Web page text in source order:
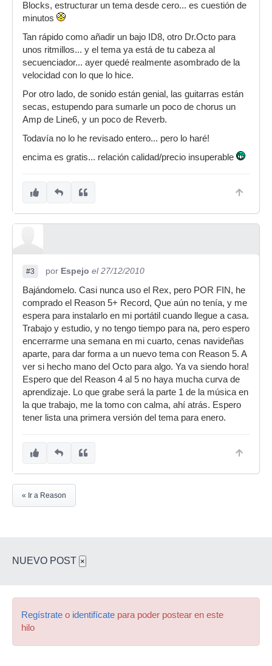
Blocks, estructurar un tema desde cero... es cuestión de
minutos
Tan rápido como añadir un bajo ID8, otro Dr.Octo para
unos ritmillos... y el tema ya está de tu cabeza al
secuenciador... ayer quedé realmente asombrado de la
velocidad con lo que lo hice.
Por otro lado, de sonido están genial, las guitarras están
secas, estupendo para sumarle un poco de chorus un
Amp de Line6, y un poco de Reverb.
Todavía no lo he revisado entero... pero lo haré!
encima es gratis... relación calidad/precio insuperable
#3 por Espejo el 27/12/2010
Bajándomelo. Casi nunca uso el Rex, pero POR FIN, he
comprado el Reason 5+ Record, Que aún no tenía, y me
espera para instalarlo en mi portátil cuando llegue a casa.
Trabajo y estudio, y no tengo tiempo para na, pero espero
encerrarme una semana en mi cuarto, cenas navideñas
aparte, para dar forma a un nuevo tema con Reason 5. A
ver si hecho mano del Octo para algo. Ya va siendo hora!
Espero que del Reason 4 al 5 no haya mucha curva de
aprendizaje. Lo que grabe será la parte 1 de la música en
la que trabajo, me la tomo con calma, ahí atrás. Espero
tener lista una primera versión del tema para enero.
« Ir a Reason
NUEVO POST ×
Regístrate o identifícate para poder postear en este
hilo